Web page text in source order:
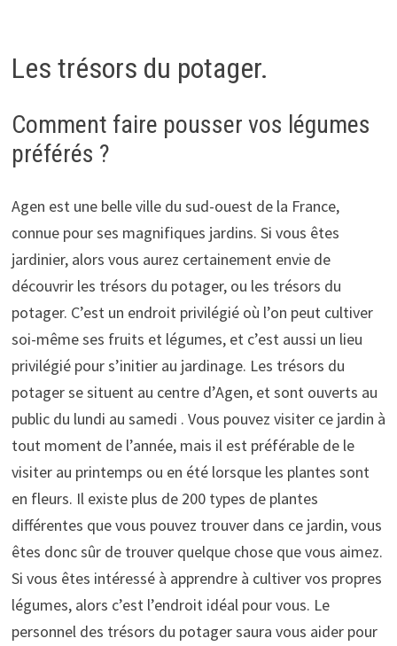
Les trésors du potager.
Comment faire pousser vos légumes
préférés ?
Agen est une belle ville du sud-ouest de la France,
connue pour ses magnifiques jardins. Si vous êtes
jardinier, alors vous aurez certainement envie de
découvrir les trésors du potager, ou les trésors du
potager. C’est un endroit privilégié où l’on peut cultiver
soi-même ses fruits et légumes, et c’est aussi un lieu
privilégié pour s’initier au jardinage. Les trésors du
potager se situent au centre d’Agen, et sont ouverts au
public du lundi au samedi . Vous pouvez visiter ce jardin à
tout moment de l’année, mais il est préférable de le
visiter au printemps ou en été lorsque les plantes sont
en fleurs. Il existe plus de 200 types de plantes
différentes que vous pouvez trouver dans ce jardin, vous
êtes donc sûr de trouver quelque chose que vous aimez.
Si vous êtes intéressé à apprendre à cultiver vos propres
légumes, alors c’est l’endroit idéal pour vous. Le
personnel des trésors du potager saura vous aider pour